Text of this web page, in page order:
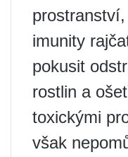
imunity
pokusit
rostlin a
toxickými
však